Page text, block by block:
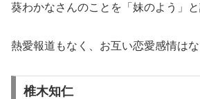
葵わかなさんのことを「妹のよう」と
熱愛報道もなく、お互い恋愛感情はな
椎木知仁